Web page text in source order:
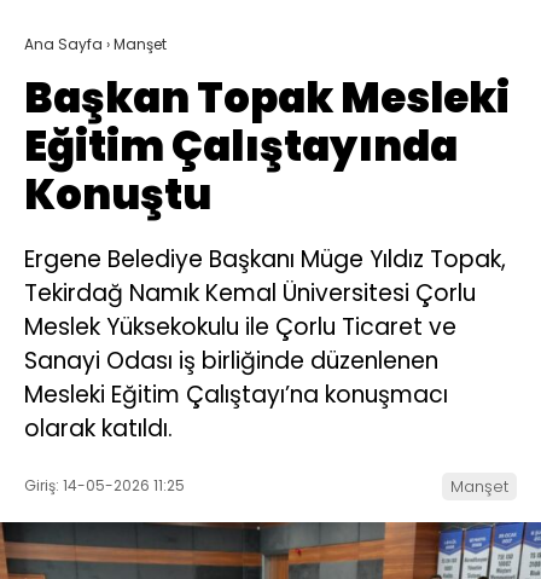
Ana Sayfa ›Manşet
Başkan Topak Mesleki
Eğitim Çalıştayında
Konuştu
Ergene Belediye Başkanı Müge Yıldız Topak,
Tekirdağ Namık Kemal Üniversitesi Çorlu
Meslek Yüksekokulu ile Çorlu Ticaret ve
Sanayi Odası iş birliğinde düzenlenen
Mesleki Eğitim Çalıştayı’na konuşmacı
olarak katıldı.
Giriş: 14-05-2026 11:25 Manşet